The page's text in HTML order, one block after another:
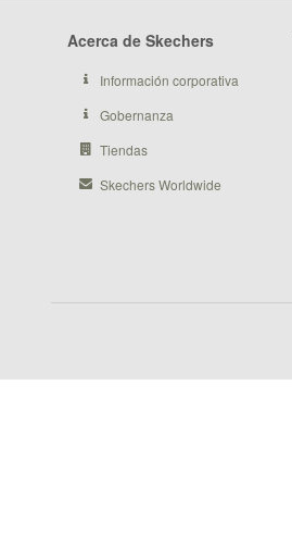
Acerca de Skechers
Información corporativa
Gobernanza
Tiendas
Skechers Worldwide